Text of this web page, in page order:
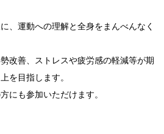
、運動への理解と全身をまんべんなく
改善、ストレスや疲労感の軽減等が期
を目指します。
にも参加いただけます。